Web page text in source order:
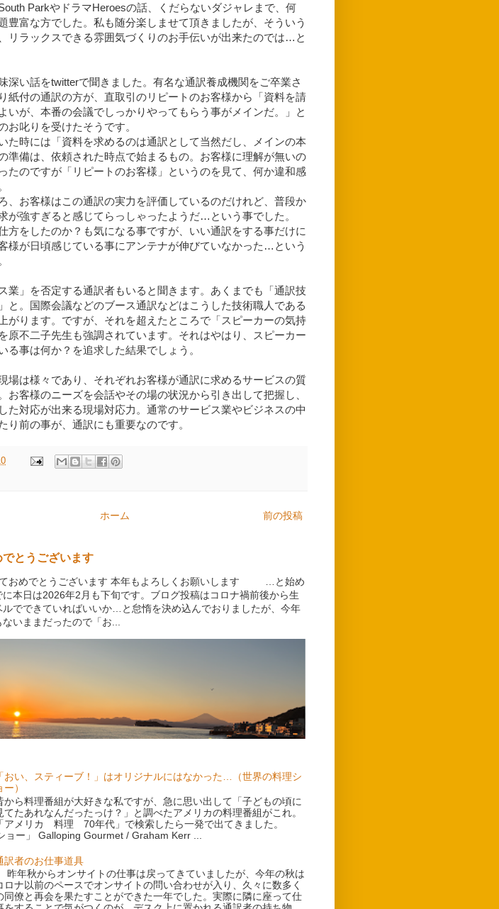
ParkやドラマHeroesの話、くだらないダジャレまで、何
豊富な方でした。私も随分楽しませて頂きましたが、そういう
リラックスできる雰囲気づくりのお手伝いが出来たのでは…と
深い話をtwitterで聞きました。有名な通訳養成機関をご卒業さ
紙付の通訳の方が、直取引のリピートのお客様から「資料を請
いが、本番の会議でしっかりやってもらう事がメインだ。」と
お叱りを受けたそうです。
た時には「資料を求めるのは通訳として当然だし、メインの本
準備は、依頼された時点で始まるもの。お客様に理解が無いの
たのですが「リピートのお客様」というのを見て、何か違和感
、お客様はこの通訳の実力を評価しているのだけれど、普段か
が強すぎると感じてらっしゃったようだ…という事でした。
方をしたのか？も気になる事ですが、いい通訳をする事だけに
様が日頃感じている事にアンテナが伸びていなかった…という
業」を否定する通訳者もいると聞きます。あくまでも「通訳技
と。国際会議などのブース通訳などはこうした技術職人である
がります。ですが、それを超えたところで「スピーカーの気持
原不二子先生も強調されています。それはやはり、スピーカー
る事は何か？を追求した結果でしょう。
場は様々であり、それぞれお客様が通訳に求めるサービスの質
お客様のニーズを会話やその場の状況から引き出して把握し、
た対応が出来る現場対応力。通常のサービス業やビジネスの中
り前の事が、通訳にも重要なのです。
前の投稿
ホーム
とうございます
ておめでとうございます 本年もよろしくお願いします …と始め
本日は2026年2月も下旬です。ブログ投稿はコロナ禍前後から生
ルでできていればいいか…と怠惰を決め込んでおりましたが、今年
いままだったので「お...
「おい、スティーブ！」はオリジナルにはなかった…（世界の料理シ
ー）
から料理番組が大好きな私ですが、急に思い出して「子どもの頃に
てたあれなんだったっけ？」と調べたアメリカの料理番組がこれ。
「アメリカ 料理 70年代」で検索したら一発で出てきました。
ョー」 Galloping Gourmet / Graham Kerr ...
訳者のお仕事道具
昨年秋からオンサイトの仕事は戻ってきていましたが、今年の秋は
ロナ以前のペースでオンサイトの問い合わせが入り、久々に数多く
同僚と再会を果たすことができた一年でした。実際に隣に座って仕